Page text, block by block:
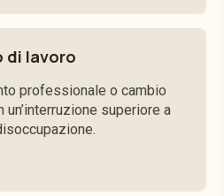
di lavoro
professionale o cambio
superiore a